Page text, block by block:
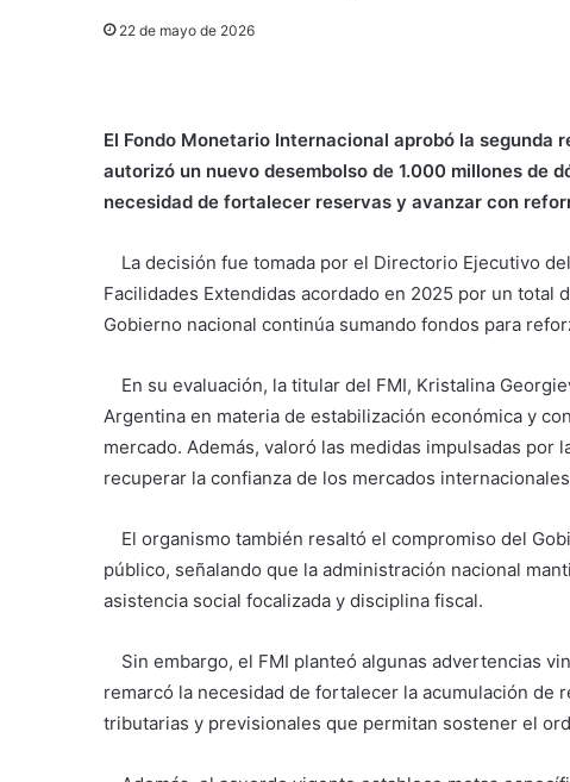
22 de mayo de 2026
El Fondo Monetario Internacional aprobó la
autorizó un nuevo desembolso de 1.000 millones de
necesidad de fortalecer reservas y avanzar con
La decisión fue tomada por el Directorio Ejecutivo
Facilidades Extendidas acordado en 2025 por un
Gobierno nacional continúa sumando fondos para
En su evaluación, la titular del FMI, Kristalina
Argentina en materia de estabilización económica y
mercado. Además, valoró las medidas impulsadas por
recuperar la confianza de los mercados
El organismo también resaltó el compromiso del
público, señalando que la administración nacional
asistencia social focalizada y disciplina fiscal.
Sin embargo, el FMI planteó algunas advertencias
remarcó la necesidad de fortalecer la acumulación de
tributarias y previsionales que permitan sostener el